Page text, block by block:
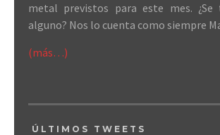
metal previstos para este mes. ¿Se
alguno? Nos lo cuenta como siempre
(más…)
ÚLTIMOS TWEETS